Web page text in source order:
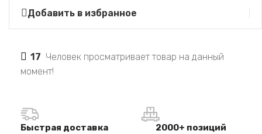
Добавить в избранное
17 Человек просматривает товар на данный
момент!
Быстрая доставка 2000+ позиций